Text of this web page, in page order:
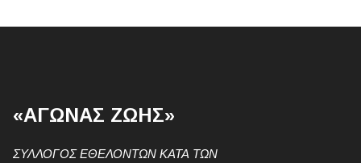
«ΑΓΩΝΑΣ ΖΩΗΣ»
ΣΥΛΛΟΓΟΣ ΕΘΕΛΟΝΤΩΝ ΚΑΤΑ ΤΩΝ